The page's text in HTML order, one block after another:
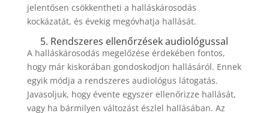
jelentősen csökkentheti a halláskárosodás
kockázatát, és évekig megóvhatja hallását.
5. Rendszeres ellenőrzések audiológussal
A halláskárosodás megelőzése érdekében fontos,
hogy már kiskorában gondoskodjon hallásáról. Ennek
egyik módja a rendszeres audiológus látogatás.
Javasoljuk, hogy évente egyszer ellenőrizze hallását,
vagy ha bármilyen változást észlel hallásában. Az